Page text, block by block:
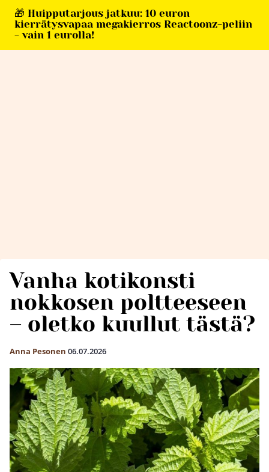
🎁 Huipputarjous jatkuu: 10 euron
kierrätysvapaa megakierros Reactoonz-peliin
- vain 1 eurolla!
Vanha kotikonsti
nokkosen poltteeseen
– oletko kuullut tästä?
Anna Pesonen 06.07.2026